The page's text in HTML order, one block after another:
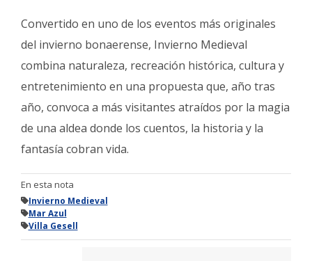
Convertido en uno de los eventos más originales
del invierno bonaerense, Invierno Medieval
combina naturaleza, recreación histórica, cultura y
entretenimiento en una propuesta que, año tras
año, convoca a más visitantes atraídos por la magia
de una aldea donde los cuentos, la historia y la
fantasía cobran vida.
En esta nota
Invierno Medieval
Mar Azul
Villa Gesell